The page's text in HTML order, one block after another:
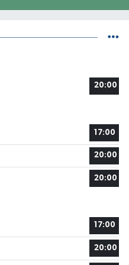
20:00
17:00
20:00
20:00
17:00
20:00